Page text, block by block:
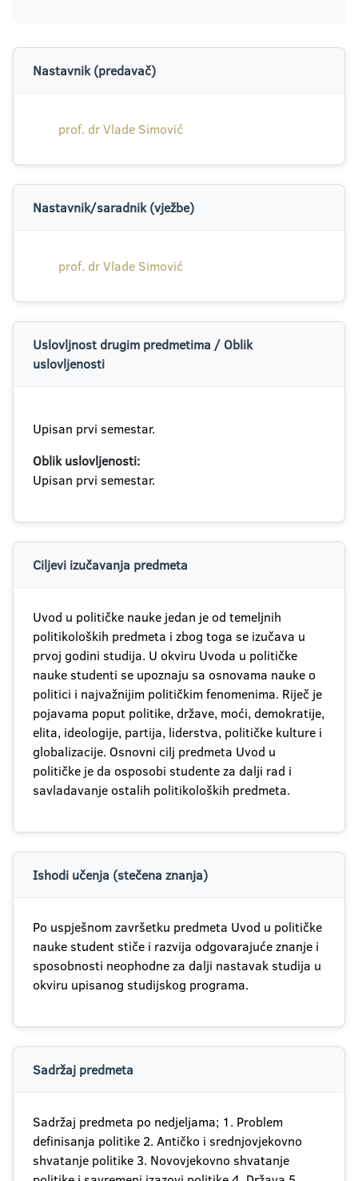
Nastavnik (predavač)
prof. dr Vlade Simović
Nastavnik/saradnik (vježbe)
prof. dr Vlade Simović
Uslovljnost drugim predmetima / Oblik
uslovljenosti
Upisan prvi semestar.
Oblik uslovljenosti:
Upisan prvi semestar.
Ciljevi izučavanja predmeta
Uvod u političke nauke jedan je od temeljnih
politikoloških predmeta i zbog toga se izučava u
prvoj godini studija. U okviru Uvoda u političke
nauke studenti se upoznaju sa osnovama nauke o
politici i najvažnijim političkim fenomenima. Riječ je
pojavama poput politike, države, moći, demokratije,
elita, ideologije, partija, liderstva, političke kulture i
globalizacije. Osnovni cilj predmeta Uvod u
političke je da osposobi studente za dalji rad i
savladavanje ostalih politikoloških predmeta.
Ishodi učenja (stečena znanja)
Po uspješnom završetku predmeta Uvod u političke
nauke student stiče i razvija odgovarajuće znanje i
sposobnosti neophodne za dalji nastavak studija u
okviru upisanog studijskog programa.
Sadržaj predmeta
Sadržaj predmeta po nedjeljama; 1. Problem
definisanja politike 2. Antičko i srednjovjekovno
shvatanje politike 3. Novovjekovno shvatanje